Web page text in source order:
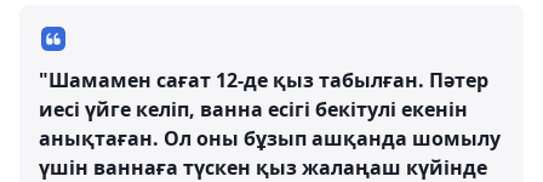
"Шамамен сағат 12-де қыз табылған. Пәтер
иесі үйге келіп, ванна есігі бекітулі екенін
анықтаған. Ол оны бұзып ашқанда шомылу
үшін ваннаға түскен қыз жалаңаш күйінде